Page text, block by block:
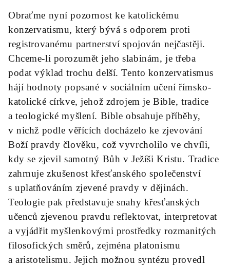
Obraťme nyní pozornost ke katolickému
konzervatismu, který bývá s odporem proti
registrovanému partnerství spojován nejčastěji.
Chceme-li porozumět jeho slabinám, je třeba
podat výklad trochu delší. Tento konzervatismus
hájí hodnoty popsané v sociálním učení římsko-
katolické církve, jehož zdrojem je Bible, tradice
a teologické myšlení. Bible obsahuje příběhy,
v nichž podle věřících docházelo ke zjevování
Boží pravdy člověku, což vyvrcholilo ve chvíli,
kdy se zjevil samotný Bůh v Ježíši Kristu. Tradice
zahrnuje zkušenost křesťanského společenství
s uplatňováním zjevené pravdy v dějinách.
Teologie pak představuje snahy křesťanských
učenců zjevenou pravdu reflektovat, interpretovat
a vyjádřit myšlenkovými prostředky rozmanitých
filosofických směrů, zejména platonismu
a aristotelismu. Jejich možnou syntézu provedl